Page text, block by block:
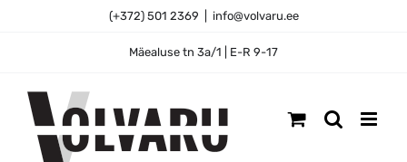
(+372) 501 2369 info@volvaru.ee
Mäealuse tn 3a/1 | E-R 9-17